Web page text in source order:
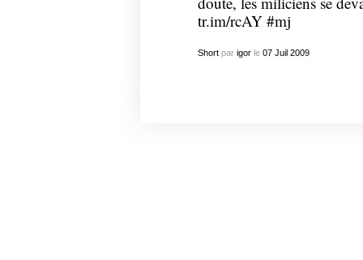
tr.im/rcAY#mj
Shortpar igorle 07 Juil 2009